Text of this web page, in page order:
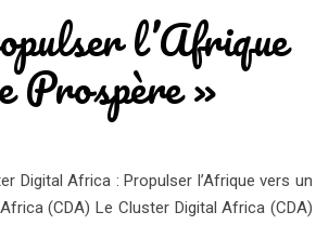
l’Afrique
Prospère »
Digital Africa : Propulser l’Afrique vers un
(CDA) Le Cluster Digital Africa (CDA)